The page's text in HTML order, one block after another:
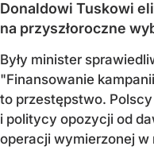
Donaldowi Tuskowi
na przyszłoroczne
Były minister
"Finansowanie
to przestępstwo.
i politycy opozycji od
operacji wymierzonej w